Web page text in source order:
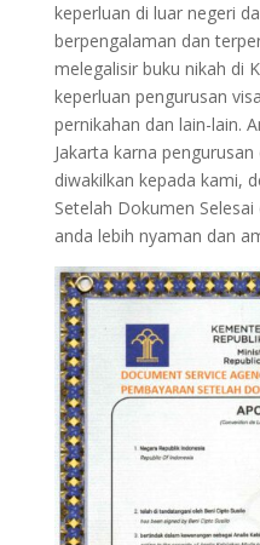
keperluan di luar negeri
berpengalaman dan
melegalisir buku nikah di
keperluan pengurusan
pernikahan dan lain-lain.
Jakarta karna
diwakilkan kepada kami,
Setelah Dokumen
anda lebih nyaman dan